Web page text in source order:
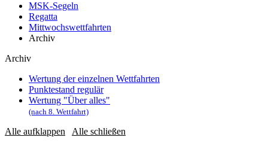
MSK-Segeln
Regatta
Mittwochswettfahrten
Archiv
Archiv
Wertung der einzelnen Wettfahrten
Punktestand regulär
Wertung "Über alles"
(nach 8. Wettfahrt)
Alle aufklappen Alle schließen